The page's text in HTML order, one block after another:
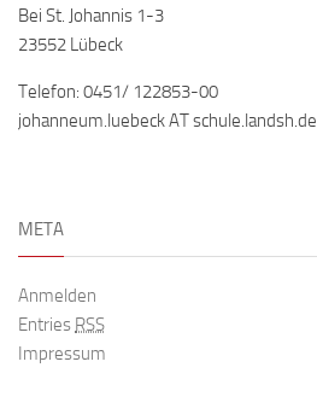
Bei St. Johannis 1-3
23552 Lübeck
Telefon: 0451/ 122853-00
johanneum.luebeck AT schule.landsh.de
META
Anmelden
Entries RSS
Impressum